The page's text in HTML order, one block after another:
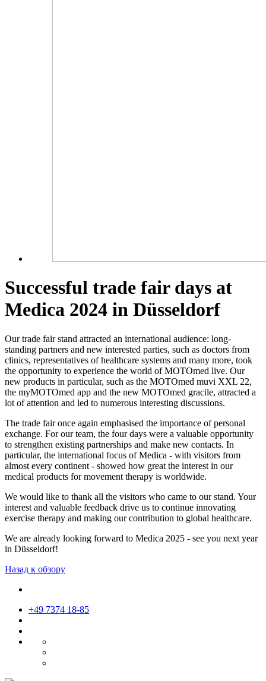
Successful trade fair days at
Medica 2024 in Düsseldorf
Our trade fair stand attracted an international audience: long-
standing partners and new interested parties, such as doctors from
clinics, representatives of healthcare systems and many more, took
the opportunity to experience the world of MOTOmed live. Our
new products in particular, such as the MOTOmed muvi XXL 22,
the myMOTOmed app and the new MOTOmed gracile, attracted a
lot of attention and led to numerous interesting discussions.
The trade fair once again emphasised the importance of personal
exchange. For our team, the four days were a valuable opportunity
to strengthen existing partnerships and make new contacts. In
particular, the international focus of Medica - with visitors from
almost every continent - showed how great the interest in our
medical products for movement therapy is worldwide.
We would like to thank all the visitors who came to our stand. Your
interest and valuable feedback drive us to continue innovating
exercise therapy and making our contribution to global healthcare.
We are already looking forward to Medica 2025 - see you next year
in Düsseldorf!
Назад к обзору
+49 7374 18-85